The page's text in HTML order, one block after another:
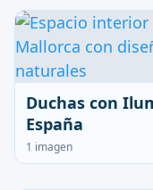
Duchas con
España
1 imagen